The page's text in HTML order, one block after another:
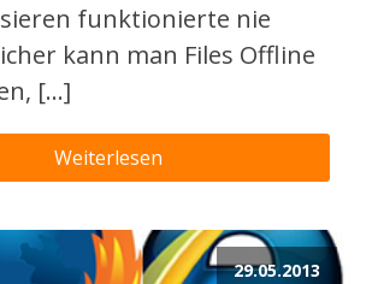
funktionierte nie
kann man Files Offline
[…]
Weiterlesen
29.05.2013